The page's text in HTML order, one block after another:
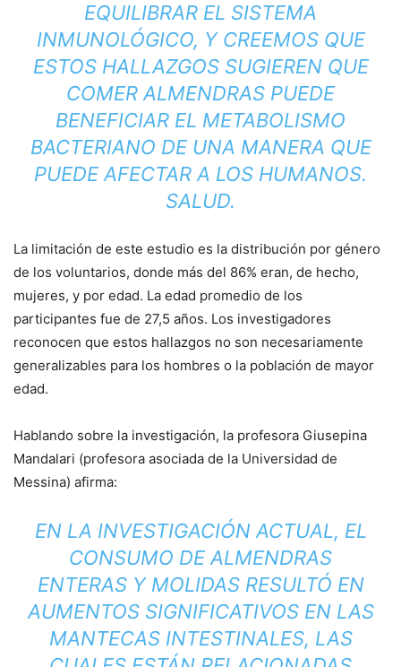
EQUILIBRAR EL SISTEMA
INMUNOLÓGICO, Y CREEMOS QUE
ESTOS HALLAZGOS SUGIEREN QUE
COMER ALMENDRAS PUEDE
BENEFICIAR EL METABOLISMO
BACTERIANO DE UNA MANERA QUE
PUEDE AFECTAR A LOS HUMANOS.
SALUD.
La limitación de este estudio es la distribución por género
de los voluntarios, donde más del 86% eran, de hecho,
mujeres, y por edad. La edad promedio de los
participantes fue de 27,5 años. Los investigadores
reconocen que estos hallazgos no son necesariamente
generalizables para los hombres o la población de mayor
edad.
Hablando sobre la investigación, la profesora Giusepina
Mandalari (profesora asociada de la Universidad de
Messina) afirma:
EN LA INVESTIGACIÓN ACTUAL, EL
CONSUMO DE ALMENDRAS
ENTERAS Y MOLIDAS RESULTÓ EN
AUMENTOS SIGNIFICATIVOS EN LAS
MANTECAS INTESTINALES, LAS